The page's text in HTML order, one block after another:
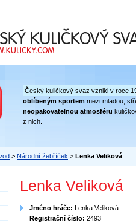
svaz
Český kuličkový svaz vznikl v roce
oblíbeným sportem mezi mladou,
neopakovatelnou atmosféru
z nich.
> Národní žebříček > Lenka Veliková
Lenka Veliková
Jméno hráče: Lenka Veliková
Registrační číslo: 2493